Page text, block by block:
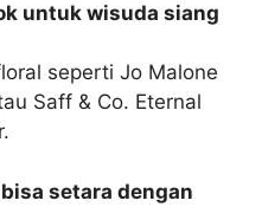
untuk wisuda siang
seperti Jo Malone
Saff & Co. Eternal
setara dengan